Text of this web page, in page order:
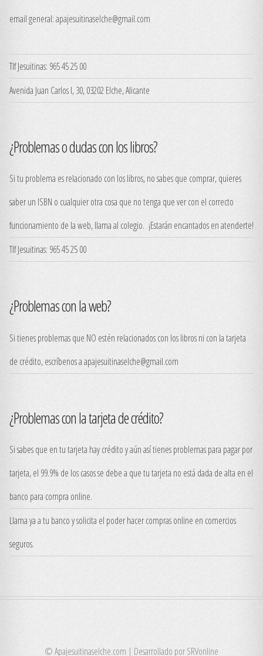
email general:apajesuitinaselche@gmail.com
Tlf Jesuitinas: 965 45 25 00
Avenida Juan Carlos I, 30, 03202 Elche, Alicante
¿Problemas o dudas con los libros?
Si tu problema es relacionado con los libros, no sabes que comprar, quieres
saber un ISBN o cualquier otra cosa que no tenga que ver con el correcto
funcionamiento de la web, llama al colegio. ¡Estarán encantados en atenderte!
Tlf Jesuitinas: 965 45 25 00
¿Problemas con la web?
Si tienes problemas que NO estén relacionados con los libros ni con la tarjeta
de crédito, escríbenos a apajesuitinaselche@gmail.com
¿Problemas con la tarjeta de crédito?
Si sabes que en tu tarjeta hay crédito y aún así tienes problemas para pagar por
tarjeta, el 99.9% de los casos se debe a que tu tarjeta no está dada de alta en el
banco para compra online.
Llama ya a tu banco y solicita el poder hacer compras online en comercios
seguros.
© Apajesuitinaselche.com | Desarrollado por SRVonline